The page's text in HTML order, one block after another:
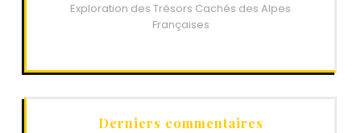
Exploration des Trésors Cachés des Alpes
Françaises
Derniers commentaires